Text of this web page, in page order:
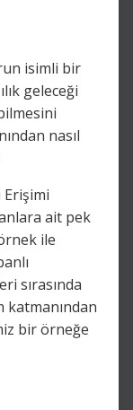
isimli bir
geleceği
nasıl
Erişimi
ait pek
ile
sırasında
katmanından
bir örneğe